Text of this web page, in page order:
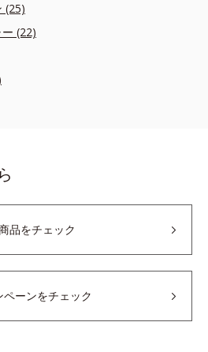
(25)
(22)
品をチェック
ペーンをチェック